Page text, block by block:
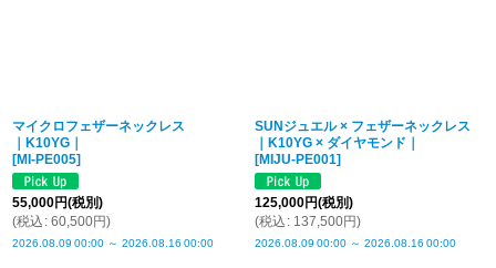
マイクロフェザーネックレス
｜K10YG｜
[MI-PE005]
55,000円(税別)
(税込 : 60,500円)
2026.08.09 00:00 ～ 2026.08.16 00:00
SUNジュエル × フェザーネックレス
｜K10YG × ダイヤモンド｜
[MIJU-PE001]
125,000円(税別)
(税込 : 137,500円)
2026.08.09 00:00 ～ 2026.08.16 00:00